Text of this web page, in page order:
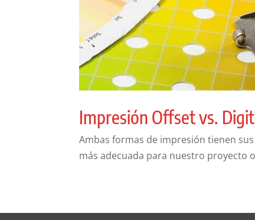
Impresión Offset vs.
Ambas formas de impresión tienen
más adecuada para nuestro proyecto